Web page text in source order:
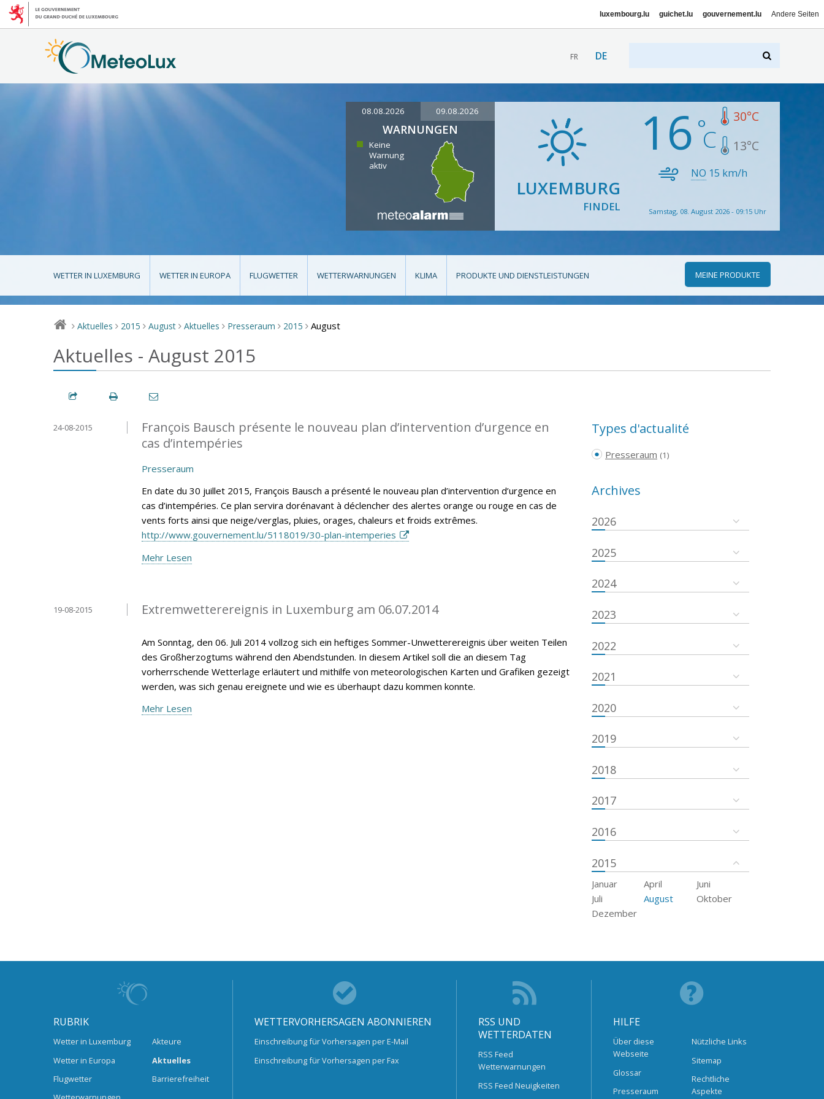
luxembourg.lu guichet.lu gouvernement.lu Andere Seiten
FR DE
08.08.2026 09.08.2026
WARNUNGEN
Keine
Warnung
aktiv
LUXEMBURG
FINDEL
16 30°C
13°C
NO 15 km/h
Samstag, 08. August 2026 - 09:15 Uhr
WETTER IN LUXEMBURG WETTER IN EUROPA FLUGWETTER WETTERWARNUNGEN KLIMA PRODUKTE UND DIENSTLEISTUNGEN MEINE PRODUKTE
> Aktuelles > 2015 > August > Aktuelles > Presseraum > 2015 > August
Aktuelles - August 2015
François Bausch présente le nouveau plan d’intervention d’urgence en
cas d’intempéries
24-08-2015
Presseraum
En date du 30 juillet 2015, François Bausch a présenté le nouveau plan d’intervention d’urgence en
cas d’intempéries. Ce plan servira dorénavant à déclencher des alertes orange ou rouge en cas de
vents forts ainsi que neige/verglas, pluies, orages, chaleurs et froids extrêmes.
http://www.gouvernement.lu/5118019/30-plan-intemperies
Mehr Lesen
Extremwetterereignis in Luxemburg am 06.07.2014
19-08-2015
Am Sonntag, den 06. Juli 2014 vollzog sich ein heftiges Sommer-Unwetterereignis über weiten Teilen
des Großherzogtums während den Abendstunden. In diesem Artikel soll die an diesem Tag
vorherrschende Wetterlage erläutert und mithilfe von meteorologischen Karten und Grafiken gezeigt
werden, was sich genau ereignete und wie es überhaupt dazu kommen konnte.
Mehr Lesen
Types d'actualité
Presseraum (1)
Archives
2026
2025
2024
2023
2022
2021
2020
2019
2018
2017
2016
2015
Januar April
Juni
Juli
August
Oktober
Dezember
RUBRIK
Wetter in Luxemburg
Wetter in Europa
Flugwetter
Akteure
Aktuelles
Barrierefreiheit
WETTERVORHERSAGEN ABONNIEREN
Einschreibung für Vorhersagen per E-Mail
Einschreibung für Vorhersagen per Fax
RSS UND
WETTERDATEN
RSS Feed
Wetterwarnungen
RSS Feed Neuigkeiten
HILFE
Über diese
Webseite
Glossar
Presseraum
Nützliche Links
Sitemap
Rechtliche
Aspekte